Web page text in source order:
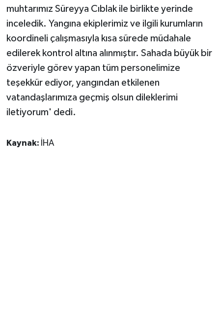
muhtarımız Süreyya Cıblak ile birlikte yerinde
inceledik. Yangına ekiplerimiz ve ilgili kurumların
koordineli çalışmasıyla kısa sürede müdahale
edilerek kontrol altına alınmıştır. Sahada büyük bir
özveriyle görev yapan tüm personelimize
teşekkür ediyor, yangından etkilenen
vatandaşlarımıza geçmiş olsun dileklerimi
iletiyorum' dedi.
Kaynak: İHA